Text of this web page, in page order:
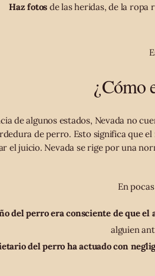
Haz fotos de las heridas, de la ropa
¿Cómo
de algunos estados, Nevada no
de perro. Esto significa que
el juicio. Nevada se rige por una
En
del perro era consciente de que el
alguien
del perro ha actuado con